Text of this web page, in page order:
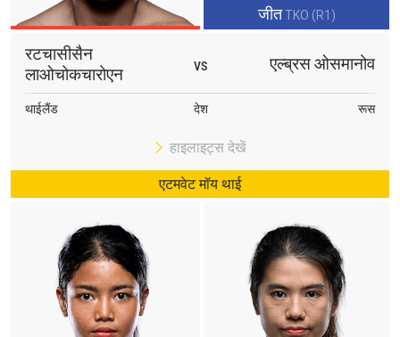
जीत TKO (R1)
रटचासीसैन
लाओचोकचारोएन
VS एल्ब्रस ओसमानोव
थाईलैंड देश रूस
हाइलाइट्स देखें
एटमवेट मॉय थाई